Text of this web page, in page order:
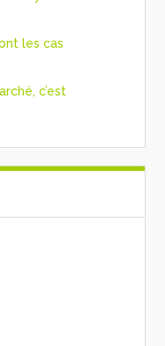
les cas
c’est